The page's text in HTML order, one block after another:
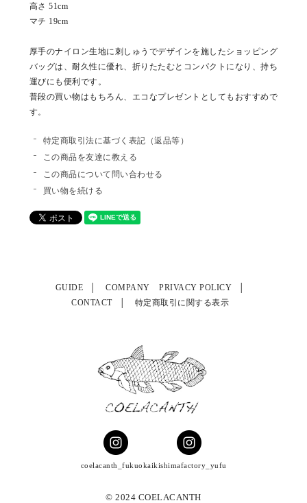
高さ 51cm
マチ 19cm
厚手のナイロン生地に刺しゅうでデザインを施したショッピング
バッグは、耐久性に優れ、折りたたむとコンパクトになり、持ち
運びにも便利です。
普段の買い物はもちろん、エコなプレゼントとしてもおすすめで
す。
特定商取引法に基づく表記（返品等）
この商品を友達に教える
この商品について問い合わせる
買い物を続ける
GUIDE COMPANY
PRIVACY POLICY
CONTACT
特定商取引に関する表示
coelacanth_fukuokaikishimafactory_yufu
© 2024 COELACANTH